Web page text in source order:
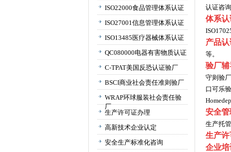
ISO22000食品管理体系认证
ISO27001信息管理体系认证
ISO13485医疗器械体系认证
QC080000电器有害物质认证
C-TPAT美国反恐认证验厂
BSCI商业社会责任准则验厂
WRAP环球服装社会责任验
厂
生产许可证办理
高新技术企业认定
安全生产标准化咨询
认证咨
体系认
产品认
等。
验厂辅
守则验
口可乐
安全管
生产托管
生产许
企业培